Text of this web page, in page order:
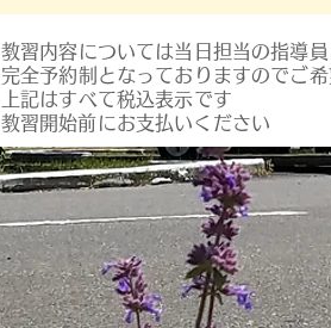
教習内容については当日担当の指導
完全予約制となっておりますのでご
上記はすべて税込表示です
​教習開始前にお支払いください